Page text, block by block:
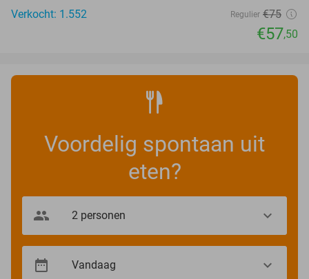
Verkocht: 1.552
Regulier €75
€57,50
Voordelig spontaan uit
eten?